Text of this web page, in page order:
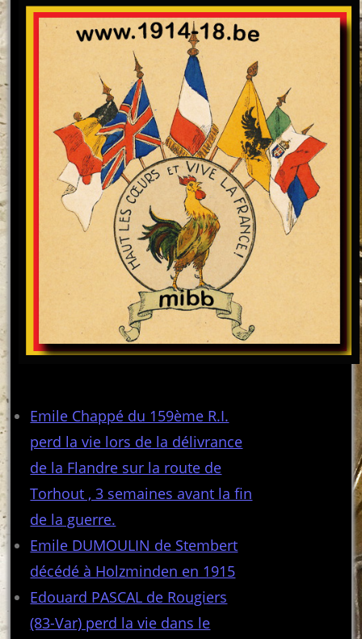
Emile Chappé du 159ème R.I.
perd la vie lors de la délivrance
de la Flandre sur la route de
Torhout , 3 semaines avant la fin
de la guerre.
Emile DUMOULIN de Stembert
décédé à Holzminden en 1915
Edouard PASCAL de Rougiers
(83-Var) perd la vie dans le